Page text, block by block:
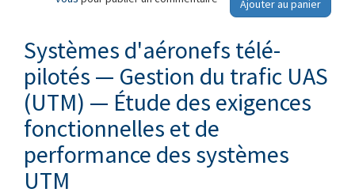
Ajouter au panier
Systèmes d'aéronefs télé-
pilotés — Gestion du trafic UAS
(UTM) — Étude des exigences
fonctionnelles et de
performance des systèmes
UTM